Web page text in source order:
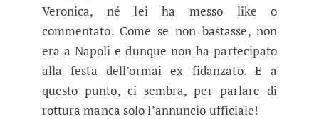
Veronica, né lei ha messo like o
commentato. Come se non bastasse, non
era a Napoli e dunque non ha partecipato
alla festa dell’ormai ex fidanzato. E a
questo punto, ci sembra, per parlare di
rottura manca solo l’annuncio ufficiale!